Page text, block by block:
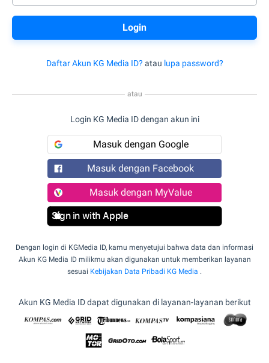
Daftar Akun KG Media ID? atau lupa password?
atau
Login KG Media ID dengan akun ini
Masuk dengan Google
Masuk dengan Facebook
Masuk dengan MyValue
Sign in with Apple
Dengan login di KGMedia ID, kamu menyetujui bahwa data dan informasi
Akun KG Media ID milikmu akan digunakan untuk memberikan layanan
sesuai Kebijakan Data Pribadi KG Media .
Akun KG Media ID dapat digunakan di layanan-layanan berikut